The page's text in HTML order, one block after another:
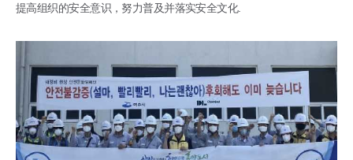
提高组织的安全意识，努力普及并落实安全文化.